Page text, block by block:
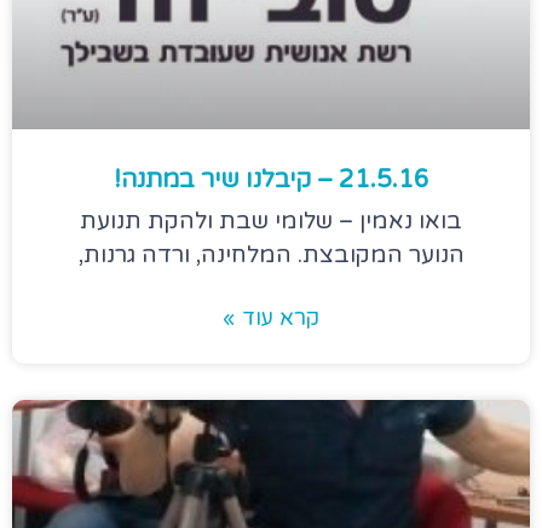
21.5.16 – קיבלנו שיר במתנה!
בואו נאמין – שלומי שבת ולהקת תנועת
הנוער המקובצת. המלחינה, ורדה גרנות,
קרא עוד »